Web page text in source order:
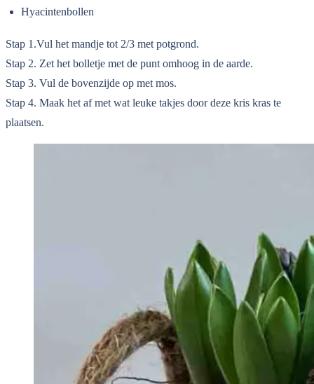
Hyacintenbollen
Stap 1.Vul het mandje tot 2/3 met potgrond.
Stap 2. Zet het bolletje met de punt omhoog in de aarde.
Stap 3. Vul de bovenzijde op met mos.
Stap 4. Maak het af met wat leuke takjes door deze kris kras te
plaatsen.